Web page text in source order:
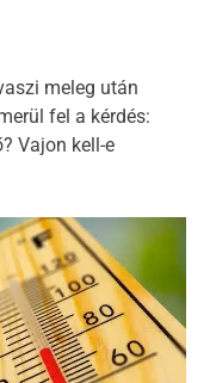
meleg után
fel a kérdés:
Vajon kell-e